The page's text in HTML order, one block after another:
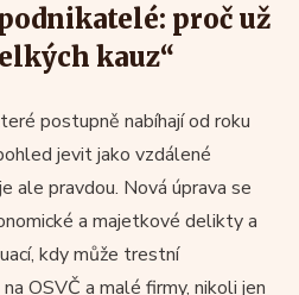
proč už
kauz“
postupně nabíhají od roku
jevit jako vzdálené
ale pravdou. Nová úprava se
a majetkové delikty a
kdy může trestní
OSVČ a malé firmy, nikoli jen